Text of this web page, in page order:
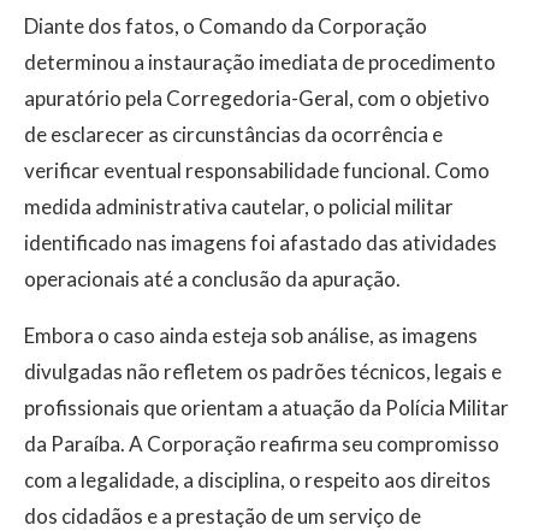
Diante dos fatos, o Comando da Corporação
determinou a instauração imediata de procedimento
apuratório pela Corregedoria-Geral, com o objetivo
de esclarecer as circunstâncias da ocorrência e
verificar eventual responsabilidade funcional. Como
medida administrativa cautelar, o policial militar
identificado nas imagens foi afastado das atividades
operacionais até a conclusão da apuração.
Embora o caso ainda esteja sob análise, as imagens
divulgadas não refletem os padrões técnicos, legais e
profissionais que orientam a atuação da Polícia Militar
da Paraíba. A Corporação reafirma seu compromisso
com a legalidade, a disciplina, o respeito aos direitos
dos cidadãos e a prestação de um serviço de